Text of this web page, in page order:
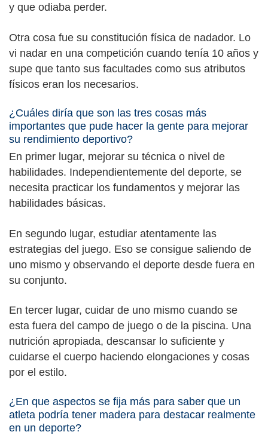
y que odiaba perder.
Otra cosa fue su constitución física de nadador. Lo
vi nadar en una competición cuando tenía 10 años y
supe que tanto sus facultades como sus atributos
físicos eran los necesarios.
¿Cuáles diría que son las tres cosas más
importantes que pude hacer la gente para mejorar
su rendimiento deportivo?
En primer lugar, mejorar su técnica o nivel de
habilidades. Independientemente del deporte, se
necesita practicar los fundamentos y mejorar las
habilidades básicas.
En segundo lugar, estudiar atentamente las
estrategias del juego. Eso se consigue saliendo de
uno mismo y observando el deporte desde fuera en
su conjunto.
En tercer lugar, cuidar de uno mismo cuando se
esta fuera del campo de juego o de la piscina. Una
nutrición apropiada, descansar lo suficiente y
cuidarse el cuerpo haciendo elongaciones y cosas
por el estilo.
¿En que aspectos se fija más para saber que un
atleta podría tener madera para destacar realmente
en un deporte?